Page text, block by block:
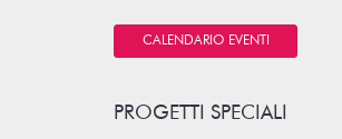
CALENDARIO EVENTI
PROGETTI SPECIALI